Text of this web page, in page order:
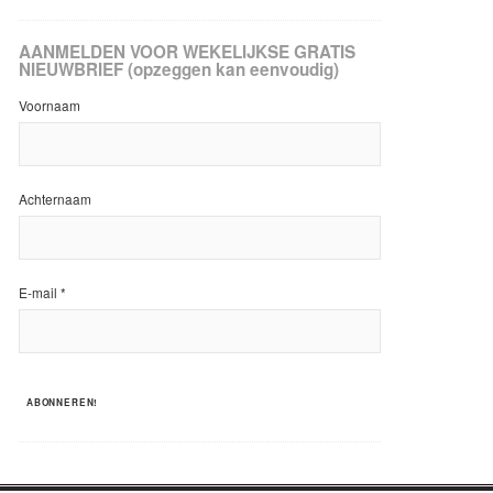
AANMELDEN VOOR WEKELIJKSE GRATIS
NIEUWBRIEF (opzeggen kan eenvoudig)
Voornaam
Achternaam
E-mail *